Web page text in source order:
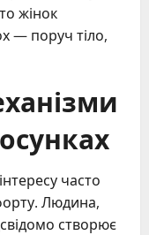
жінок
— поруч тіло,
часто
Людина,
створює